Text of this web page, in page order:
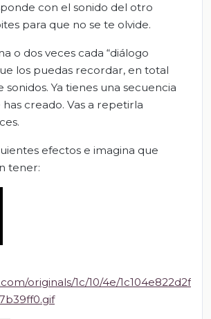
con el sonido del otro
para que no se te olvide.
o dos veces cada “diálogo
los puedas recordar, en total
sonidos. Ya tienes una secuencia
creado. Vas a repetirla
efectos e imagina que
tener:
originals/1c/10/4e/1c104e822d2f